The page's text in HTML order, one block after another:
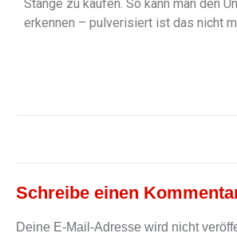
Stange zu kaufen. So kann man den
erkennen – pulverisiert ist das nicht
Schreibe einen
Deine E-Mail-Adresse wird nicht